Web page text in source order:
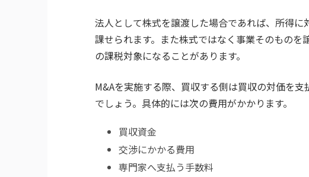
法人として株式を譲渡した場合であれば、所得
課せられます。また株式ではなく事業そのもの
の課税対象になることがあります。
M&Aを実施する際、買収する側は買収の対価を
でしょう。具体的には次の費用がかかります。
買収資金
交渉にかかる費用
専門家へ支払う手数料